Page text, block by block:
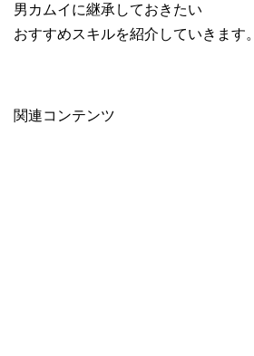
男カムイに継承しておきたい
おすすめスキルを紹介していきます。
関連コンテンツ